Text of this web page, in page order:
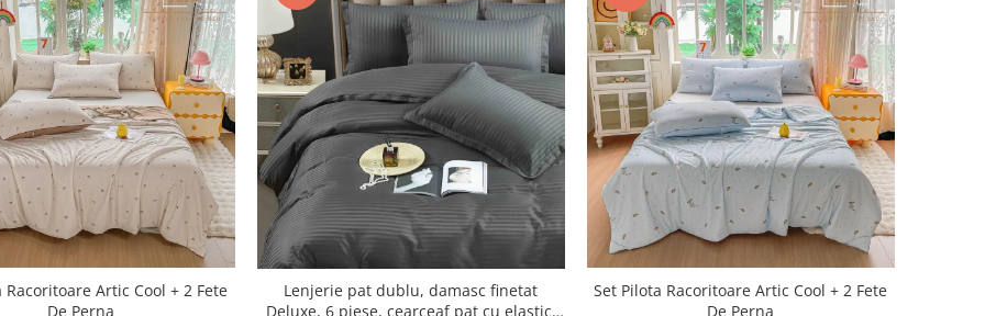
Racoritoare Artic Cool + 2 Fete
De Perna
Lenjerie pat dublu, damasc finetat
Deluxe, 6 piese, cearceaf pat cu elastic,
Set Pilota Racoritoare Artic Cool + 2 Fete
De Perna